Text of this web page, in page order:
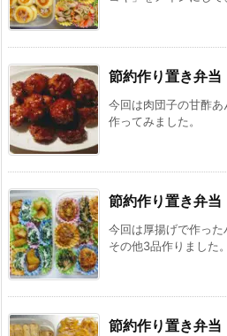
節約作り置き弁当
今回は肉団子の甘酢
作ってみました。
節約作り置き弁当
今回は厚揚げで作った
その他3品作りました。
節約作り置き弁当